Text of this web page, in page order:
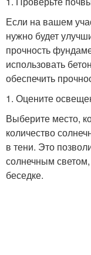
Если на вашем
нужно будет
прочность
использовать
обеспечить
1. Оцените
Выберите место,
количество
в тени. Это
солнечным светом,
беседке.